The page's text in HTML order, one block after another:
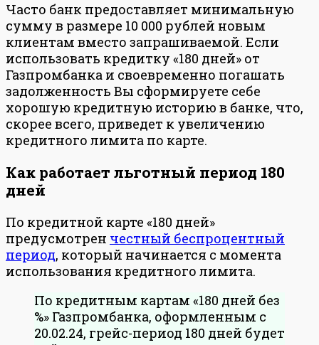
Часто банк предоставляет минимальную
сумму в размере 10 000 рублей новым
клиентам вместо запрашиваемой. Если
использовать кредитку «180 дней» от
Газпромбанка и своевременно погашать
задолженность Вы сформируете себе
хорошую кредитную историю в банке, что,
скорее всего, приведет к увеличению
кредитного лимита по карте.
Как работает льготный период 180
дней
По кредитной карте «180 дней»
предусмотрен честный беспроцентный
период, который начинается с момента
использования кредитного лимита.
По кредитным картам «180 дней без
%» Газпромбанка, оформленным с
20.02.24, грейс-период 180 дней будет